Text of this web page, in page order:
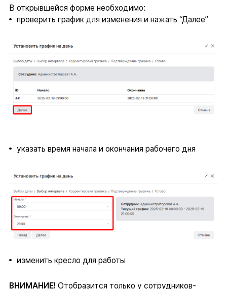
В открывшейся форме необходимо:
проверить график для изменения и нажать “Далее”
указать время начала и окончания рабочего дня
изменить кресло для работы
ВНИМАНИЕ! Отобразится только у сотрудников-